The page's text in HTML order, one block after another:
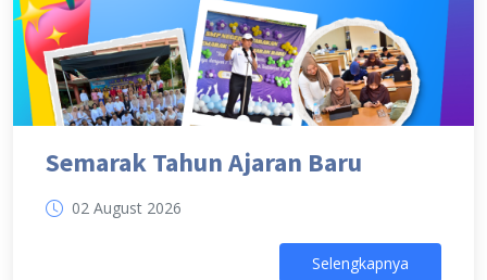
Semarak Tahun Ajaran Baru
02 August 2026
Selengkapnya